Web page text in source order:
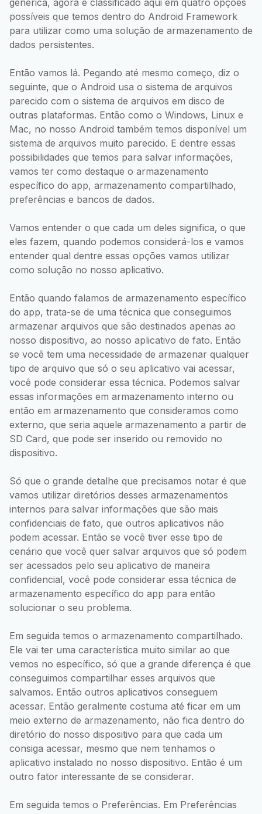
possíveis que temos dentro do Android Framework
para utilizar como uma solução de armazenamento de
dados persistentes.
Então vamos lá. Pegando até mesmo começo, diz o
seguinte, que o Android usa o sistema de arquivos
parecido com o sistema de arquivos em disco de
outras plataformas. Então como o Windows, Linux e
Mac, no nosso Android também temos disponível um
sistema de arquivos muito parecido. E dentre essas
possibilidades que temos para salvar informações,
vamos ter como destaque o armazenamento
específico do app, armazenamento compartilhado,
preferências e bancos de dados.
Vamos entender o que cada um deles significa, o que
eles fazem, quando podemos considerá-los e vamos
entender qual dentre essas opções vamos utilizar
como solução no nosso aplicativo.
Então quando falamos de armazenamento específico
do app, trata-se de uma técnica que conseguimos
armazenar arquivos que são destinados apenas ao
nosso dispositivo, ao nosso aplicativo de fato. Então
se você tem uma necessidade de armazenar qualquer
tipo de arquivo que só o seu aplicativo vai acessar,
você pode considerar essa técnica. Podemos salvar
essas informações em armazenamento interno ou
então em armazenamento que consideramos como
externo, que seria aquele armazenamento a partir de
SD Card, que pode ser inserido ou removido no
dispositivo.
Só que o grande detalhe que precisamos notar é que
vamos utilizar diretórios desses armazenamentos
internos para salvar informações que são mais
confidenciais de fato, que outros aplicativos não
podem acessar. Então se você tiver esse tipo de
cenário que você quer salvar arquivos que só podem
ser acessados pelo seu aplicativo de maneira
confidencial, você pode considerar essa técnica de
armazenamento específico do app para então
solucionar o seu problema.
Em seguida temos o armazenamento compartilhado.
Ele vai ter uma característica muito similar ao que
vemos no específico, só que a grande diferença é que
conseguimos compartilhar esses arquivos que
salvamos. Então outros aplicativos conseguem
acessar. Então geralmente costuma até ficar em um
meio externo de armazenamento, não fica dentro do
diretório do nosso dispositivo para que cada um
consiga acessar, mesmo que nem tenhamos o
aplicativo instalado no nosso dispositivo. Então é um
outro fator interessante de se considerar.
Em seguida temos o Preferências. Em Preferências